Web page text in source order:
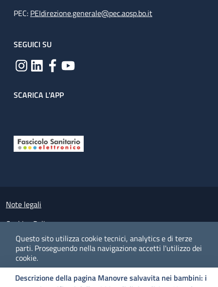
Questo sito utilizza cookie tecnici, analytics e di terze
parti. Proseguendo nella navigazione accetti l'utilizzo dei
cookie.
PREFERENZECOOKIESACCETTOI
Descrizione della pagina Manovre salvavita nei bambini: i
PEC: PEIdirezione.generale@pec.aosp.bo.it
SEGUICI SU
SCARICA L'APP
Small prints
Note legali
Cookies Policy
Policy privacy e protezione del dato personale
Albo pretorio on-line
Dichiarazione di accessibilità